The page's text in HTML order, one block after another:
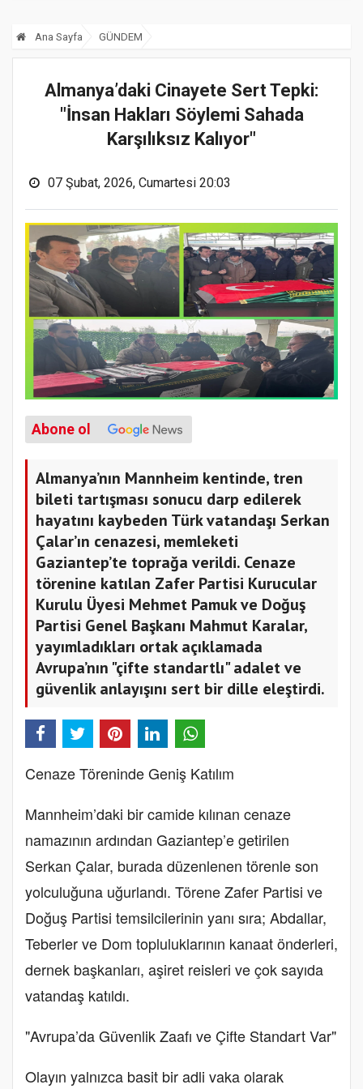
Ana Sayfa GÜNDEM
Almanya’daki Cinayete Sert Tepki:
"İnsan Hakları Söylemi Sahada
Karşılıksız Kalıyor"
07 Şubat, 2026, Cumartesi 20:03
Abone ol
Almanya’nın Mannheim kentinde, tren
bileti tartışması sonucu darp edilerek
hayatını kaybeden Türk vatandaşı Serkan
Çalar’ın cenazesi, memleketi
Gaziantep’te toprağa verildi. Cenaze
törenine katılan Zafer Partisi Kurucular
Kurulu Üyesi Mehmet Pamuk ve Doğuş
Partisi Genel Başkanı Mahmut Karalar,
yayımladıkları ortak açıklamada
Avrupa’nın "çifte standartlı" adalet ve
güvenlik anlayışını sert bir dille eleştirdi.
Cenaze Töreninde Geniş Katılım
Mannheim’daki bir camide kılınan cenaze
namazının ardından Gaziantep’e getirilen
Serkan Çalar, burada düzenlenen törenle son
yolculuğuna uğurlandı. Törene Zafer Partisi ve
Doğuş Partisi temsilcilerinin yanı sıra; Abdallar,
Teberler ve Dom topluluklarının kanaat önderleri,
dernek başkanları, aşiret reisleri ve çok sayıda
vatandaş katıldı.
"Avrupa’da Güvenlik Zaafı ve Çifte Standart Var"
Olayın yalnızca basit bir adli vaka olarak